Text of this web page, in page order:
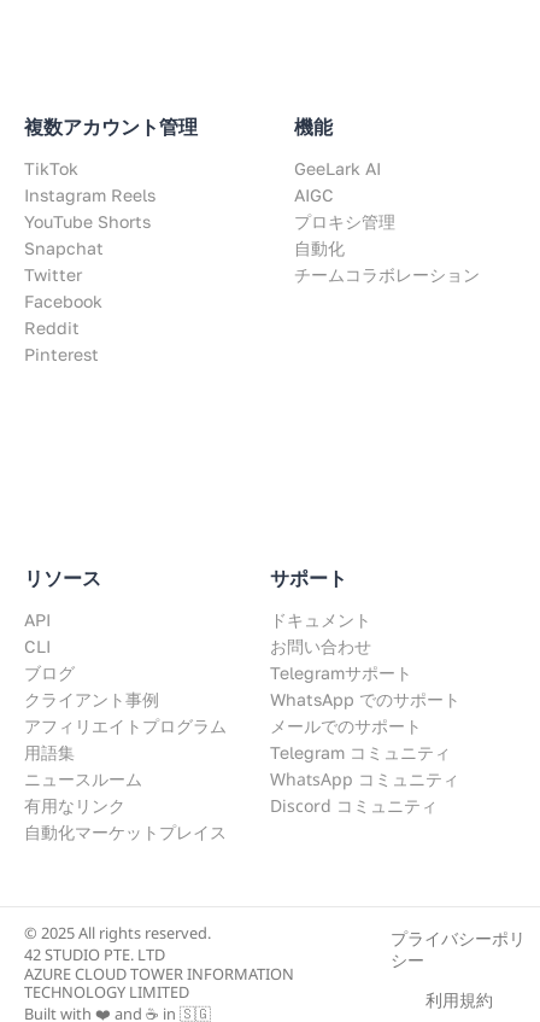
複数アカウント管理
TikTok
Instagram Reels
YouTube Shorts
Snapchat
Twitter
Facebook
Reddit
Pinterest
機能
GeeLark AI
AIGC
プロキシ管理
自動化
チームコラボレーション
リソース
API
CLI
ブログ
クライアント事例
アフィリエイトプログラム
用語集
ニュースルーム
有用なリンク
自動化マーケットプレイス
サポート
ドキュメント
お問い合わせ
Telegramサポート
WhatsApp でのサポート
メールでのサポート
Telegram コミュニティ
WhatsApp コミュニティ
Discord コミュニティ
© 2025 All rights reserved.
42 STUDIO PTE. LTD
AZURE CLOUD TOWER INFORMATION
TECHNOLOGY LIMITED
Built with ❤️ and ☕ in 🇸🇬
プライバシーポリ
シー
利用規約